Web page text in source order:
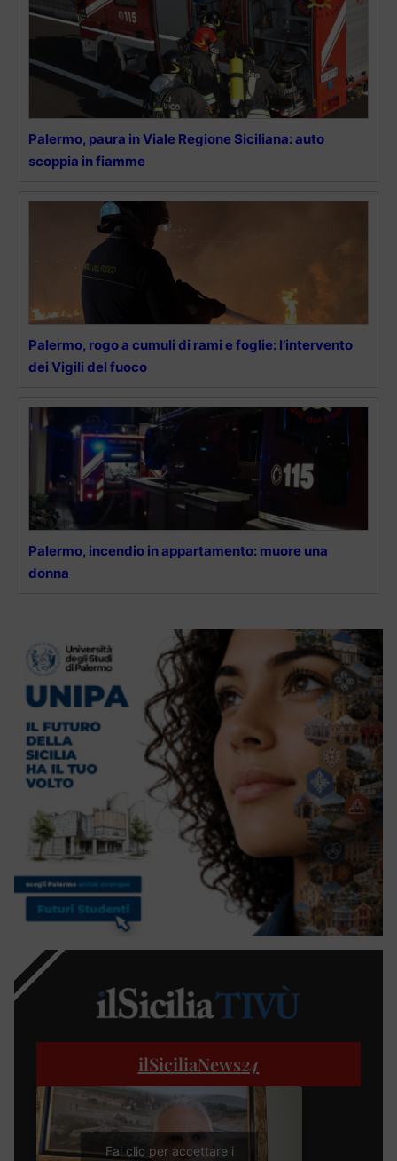
Palermo, paura in Viale Regione Siciliana: auto
scoppia in fiamme
Palermo, rogo a cumuli di rami e foglie: l’intervento
dei Vigili del fuoco
Palermo, incendio in appartamento: muore una
donna
ilSiciliaNews24
Fai clic per accettare i